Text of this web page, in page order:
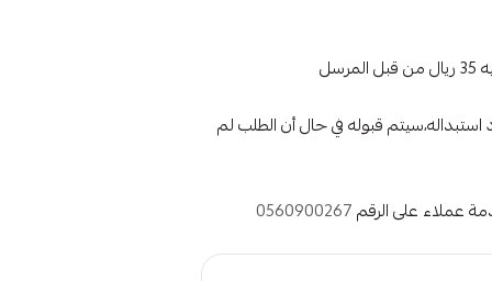
استبداله،سيتم قبوله في حال أن الطلب لم
عملاء على الرقم0560900267